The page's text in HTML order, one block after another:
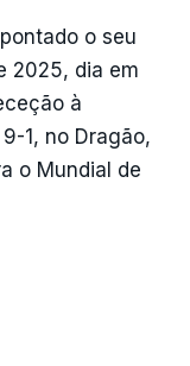
o seu
2025, dia em
à
1, no Dragão,
o Mundial de